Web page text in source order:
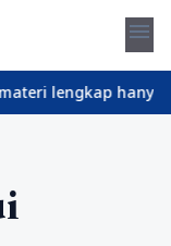
menu
lengkap hanya